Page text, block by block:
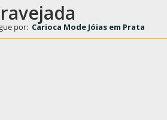
por: Carioca Mode Jóias em Prata